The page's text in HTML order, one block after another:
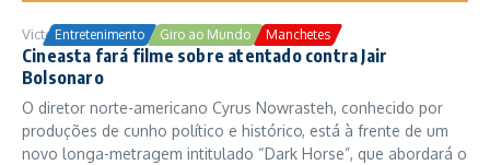
Entretenimento Giro ao Mundo Manchetes
Victor Samuel 24/10/2025
Cineasta fará filme sobre atentado contra Jair
Bolsonaro
O diretor norte-americano Cyrus Nowrasteh, conhecido por
produções de cunho político e histórico, está à frente de um
novo longa-metragem intitulado “Dark Horse”, que abordará o